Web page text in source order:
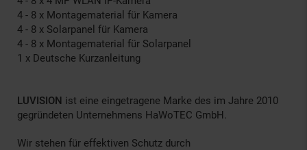
4 - 8 x Montagematerial für Kamera
4 - 8 x Solarpanel für Kamera
4 - 8 x Montagematerial für Solarpanel
1 x Deutsche Kurzanleitung
LUVISION ist eine eingetragene Marke des im Jahre 2010
gegründeten Unternehmens HaWoTEC GmbH.
Wir stehen für effektiven Schutz durch